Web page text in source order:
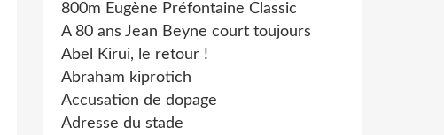
800m Eugène Préfontaine Classic
A 80 ans Jean Beyne court toujours
Abel Kirui, le retour !
Abraham kiprotich
Accusation de dopage
Adresse du stade